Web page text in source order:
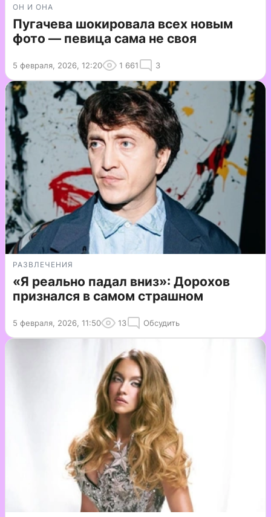
ОН И ОНА
Пугачева шокировала всех новым
фото — певица сама не своя
5 февраля, 2026, 12:20 1 661 3
РАЗВЛЕЧЕНИЯ
«Я реально падал вниз»: Дорохов
признался в самом страшном
5 февраля, 2026, 11:50 13 Обсудить